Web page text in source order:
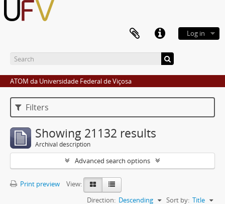
Log in
ATOM da Universidade Federal de Viçosa
Filters
Showing 21132 results
Archival description
Advanced search options
Print preview
View:
Sort by: Title
Direction: Descending